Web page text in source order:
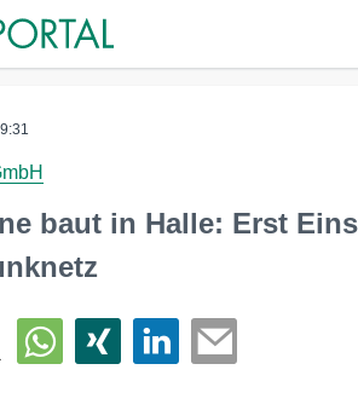
baut in Halle: Erst